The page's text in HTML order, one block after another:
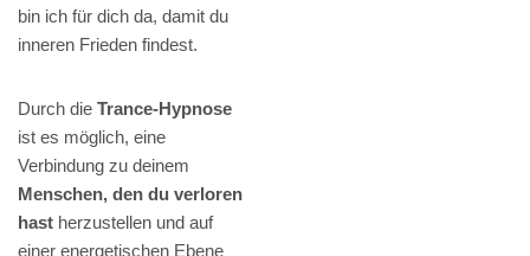
bin ich für dich da, damit du
inneren Frieden findest.
Durch die Trance-Hypnose
ist es möglich, eine
Verbindung zu deinem
Menschen, den du verloren
hast herzustellen und auf
einer energetischen Ebene